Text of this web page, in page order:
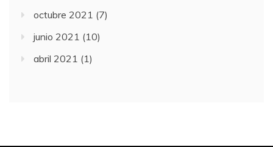
octubre 2021 (7)
junio 2021 (10)
abril 2021 (1)